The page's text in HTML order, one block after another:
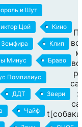
и Шут
Цой Кино
Земфира Клип
Минус Браво
Помпилиус
ДДТ Звери
Чайф
м
: